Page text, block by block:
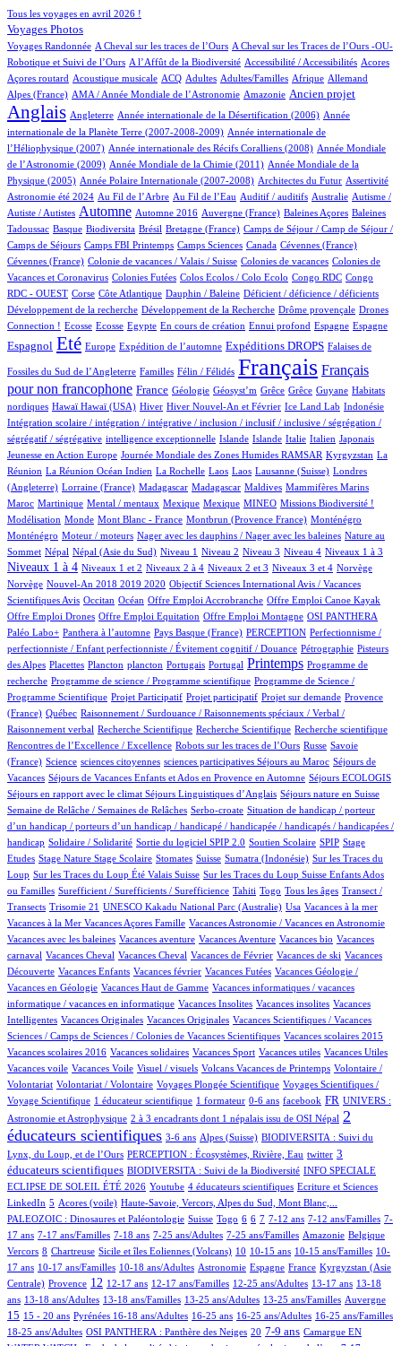
Tous les voyages en avril 2026 !
224/1012
Voyages Photos
168/1012
Voyages Randonnée
4/1012 A Cheval sur les traces de l’Ours
5/1012
A Cheval sur les Traces de l’Ours -OU-
Robotique et Suivi de l’Ours
6/1012 A l’Affût de la Biodiversité
2/1012 Accessibilité / Accessibilités
6/1012 Acores
1/1012
Açores routard
2/1012 Acoustique musicale
100/1012 ACQ
33/1012 Adultes
16/1012 Adultes/Familles
3/1012 Afrique
77/1012 Allemand
22/1012
Alpes (France)
14/1012 AMA / Année Mondiale de l’Astronomie
11/1012 Amazonie
305/1012 Ancien projet
785/1012
Anglais
60/1012 Angleterre
6/1012 Année internationale de la Désertification (2006)
13/1012
Année
internationale de la Planète Terre (2007-2008-2009)
5/1012
Année internationale de
l’Héliophysique (2007)
1/1012 Année internationale des Récifs Coralliens (2008)
14/1012
Année Mondiale
de l’Astronomie (2009)
3/1012 Année Mondiale de la Chimie (2011)
18/1012
Année Mondiale de la
Physique (2005)
5/1012 Année Polaire Internationale (2007-2008)
6/1012 Architectes du Futur
2/1012 Assertivité
71/1012
Astronomie été 2024
26/1012 Au Fil de l’Arbre
16/1012 Au Fil de l’Eau
2/1012 Auditif / auditifs
1/1012 Australie
2/1012
Autisme /
Autiste / Autistes
477/1012 Automne
4/1012 Automne 2016
6/1012 Auvergne (France)
1/1012 Baleines Açores
2/1012
Baleines
Tadoussac
2/1012 Basque
95/1012 Biodiversita
2/1012 Brésil
14/1012 Bretagne (France)
116/1012
Camps de Séjour / Camp de Séjour /
Camps de Séjours
4/1012 Camps FBI Printemps
19/1012 Camps Sciences
4/1012 Canada
2/1012 Cévennes (France)
1/1012
Cévennes (France)
1/1012 Colonie de vacances / Valais / Suisse
4/1012 Colonies de vacances
3/1012
Colonies de
Vacances et Coronavirus
1/1012 Colonies Futées
1/1012 Colos Ecolos / Colo Ecolo
1/1012 Congo RDC
3/1012
Congo
RDC - OUEST
1/1012 Corse
17/1012 Côte Atlantique
1/1012 Dauphin / Baleine
2/1012 Déficient / déficience / déficients
1/1012
Développement de la recherche
1/1012 Développement de la Recherche
1/1012 Drôme provençale
21/1012
Drones
Connection !
1/1012 Ecosse
1/1012 Ecosse
1/1012 Egypte
20/1012 En cours de création
2/1012 Ennui profond
20/1012 Espagne
13/1012 Espagne
260/1012
Espagnol
769/1012Eté
14/1012 Europe
194/1012 Expédition de l’automne
281/1012 Expéditions DROPS
3/1012 Falaises de
Fossiles du Sud de l’Angleterre Familles Félin / Félidés Français Français
pour non francophone
309/1012 France
45/1012 Géologie
1/1012 Géosyst’m
1/1012 Grêce
1/1012 Grêce
1/1012 Guyane
3/1012
Habitats
nordiques
2/1012 Hawaï
2/1012 Hawaï (USA)
175/1012 Hiver
28/1012 Hiver Nouvel-An et Février
10/1012 Ice Land Lab
1/1012 Indonésie
2/1012
Intégration scolaire / intégration / intégrative / inclusion / inclusif / inclusive / ségrégation /
ségrégatif / ségrégative
2/1012 intelligence exceptionnelle
12/1012 Islande
10/1012 Islande
16/1012 Italie
84/1012 Italien
5/1012 Japonais
2/1012
Jeunesse en Action Europe
5/1012 Journée Mondiale des Zones Humides RAMSAR
102/1012 Kyrgyzstan
7/1012
La
Réunion
5/1012La Réunion Océan Indien
1/1012 La Rochelle
1/1012 Laos
1/1012 Laos
4/1012 Lausanne (Suisse)
57/1012
Londres
(Angleterre)
1/1012 Lorraine (France)
5/1012 Madagascar
5/1012 Madagascar
1/1012 Maldives
1/1012 Mammifères Marins
9/1012
Maroc
8/1012Martinique
2/1012 Mental / mentaux
1/1012 Mexique
1/1012 Mexique
42/1012 MINEO
49/1012 Missions Biodiversité !
2/1012
Modélisation
5/1012 Monde
1/1012 Mont Blanc - France
9/1012 Montbrun (Provence France)
15/1012 Monténégro
15/1012
Monténégro
2/1012 Moteur / moteurs
1/1012 Nager avec les dauphins / Nager avec les baleines
3/1012
Nature au
Sommet
17/1012Népal
17/1012 Népal (Asie du Sud)
16/1012 Niveau 1
10/1012 Niveau 2
15/1012 Niveau 3
119/1012 Niveau 4
144/1012 Niveaux 1 à 3
419/1012
Niveaux 1 à 4
17/1012 Niveaux 1 et 2
63/1012 Niveaux 2 à 4
15/1012 Niveaux 2 et 3
179/1012 Niveaux 3 et 4
3/1012 Norvège
3/1012
Norvège
18/1012Nouvel-An 2018 2019 2020
1/1012
Objectif Sciences International Avis / Vacances
Scientifiques Avis
10/1012 Occitan
196/1012 Océan
1/1012 Offre Emploi Accrobranche
1/1012 Offre Emploi Canoe Kayak
1/1012
Offre Emploi Drones
1/1012 Offre Emploi Equitation
1/1012 Offre Emploi Montagne
109/1012 OSI PANTHERA
102/1012
Paléo Labo+
108/1012 Panthera à l’automne
5/1012 Pays Basque (France)
58/1012 PERCEPTION
2/1012
Perfectionnisme /
perfectionniste / Enfant perfectionniste / Évitement cognitif / Douance
16/1012 Pétrographie
6/1012
Pisteurs
des Alpes
3/1012 Placettes
1/1012 Plancton
1/1012 plancton
11/1012 Portugais
2/1012 Portugal
471/1012 Printemps
1/1012
Programme de
recherche
1/1012 Programme de science / Programme scientifique
2/1012
Programme de Science /
Programme Scientifique
1/1012 Projet Participatif
1/1012 Projet participatif
15/1012 Projet sur demande
87/1012
Provence
(France)
5/1012Québec
2/1012
Raisonnement / Surdouance / Raisonnements spéciaux / Verbal /
Raisonnement verbal
1/1012 Recherche Scientifique
2/1012 Recherche Scientifique
1/1012 Recherche scientifique
2/1012
Rencontres de l’Excellence / Excellence
6/1012 Robots sur les traces de l’Ours
102/1012 Russe
4/1012
Savoie
(France)
18/1012Science
1/1012 sciences citoyennes
1/1012 sciences participatives
1/1012 Séjours au Maroc
100/1012
Séjours de
Vacances
76/1012Séjours de Vacances Enfants et Ados en Provence en Automne
9/1012 Séjours ECOLOGIS
16/1012
Séjours en rapport avec le climat
71/1012 Séjours Linguistiques d’Anglais
12/1012 Séjours nature en Suisse
100/1012
Semaine de Relâche / Semaines de Relâches
15/1012 Serbo-croate
2/1012
Situation de handicap / porteur
d’un handicap / porteurs d’un handicap / handicapé / handicapée / handicapés / handicapées /
handicap
2/1012 Solidaire / Solidarité
4/1012 Sortie du logiciel SPIP 2.0
72/1012 Soutien Scolaire
4/1012 SPIP
1/1012
Stage
Etudes
1/1012Stage Nature
17/1012 Stage Scolaire
1/1012 Stomates
199/1012 Suisse
5/1012 Sumatra (Indonésie)
2/1012
Sur les Traces du
Loup
11/1012Sur les Traces du Loup Été Valais Suisse
8/1012
Sur les Traces du Loup Suisse Enfants Ados
ou Familles
2/1012 Surefficient / Surefficients / Surefficience
57/1012 Tahiti
8/1012 Togo
11/1012 Tous les âges
100/1012
Transect /
Transects
2/1012 Trisomie 21
1/1012 UNESCO Kakadu National Parc (Australie)
17/1012 Usa
1/1012 Vacances à la mer
1/1012
Vacances à la Mer
1/1012 Vacances Açores Famille
70/1012 Vacances Astronomie / Vacances en Astronomie
1/1012
Vacances avec les baleines
1/1012 Vacances aventure
17/1012 Vacances Aventure
1/1012 Vacances bio
1/1012
Vacances
carnaval
107/1012Vacances Cheval
1/1012 Vacances Cheval
21/1012 Vacances de Février
1/1012 Vacances de ski
1/1012
Vacances
Découverte
69/1012 Vacances Enfants
1/1012 Vacances février
2/1012 Vacances Futées
25/1012
Vacances Géologie /
Vacances en Géologie
1/1012 Vacances Haut de Gamme
1/1012
Vacances informatiques / vacances
informatique / vacances en informatique
1/1012 Vacances Insolites
1/1012 Vacances insolites
1/1012
Vacances
Intelligentes
2/1012 Vacances Originales
1/1012 Vacances Originales
18/1012
Vacances Scientifiques / Vacances
Sciences / Camps de Sciences / Colonies de Vacances Scientifiques
1/1012 Vacances scolaires 2015
1/1012
Vacances scolaires 2016
1/1012 Vacances solidaires
1/1012 Vacances Sport
1/1012 Vacances utiles
1/1012 Vacances Utiles
1/1012
Vacances voile
1/1012 Vacances Voile
2/1012 Visuel / visuels
18/1012 Volcans Vacances de Printemps
1/1012
Volontaire /
Volontariat
1/1012 Volontariat / Volontaire
82/1012 Voyages Plongée Scientifique
17/1012
Voyages Scientifiques /
Voyage Scientifique
133/1012 1 éducateur scientifique
8/1012 1 formateur
2/1012 0-6 ans
14/1012 facebook
313/1012 FR
77/1012
UNIVERS :
Astronomie et Astrophysique
8/1012 2 à 3 encadrants dont 1 népalais issu de OSI Népal
575/1012
2
éducateurs scientifiques
12/1012 3-6 ans
165/1012 Alpes (Suisse)
50/1012
BIODIVERSITA : Suivi du
Lynx, du Loup, et de l’Ours
17/1012 PERCEPTION : Écosystèmes, Rivière, Eau
1/1012 twitter
301/1012
3
éducateurs scientifiques
67/1012 BIODIVERSITA : Suivi de la Biodiversité
33/1012
INFO SPECIALE
ECLIPSE DE SOLEIL ÉTÉ 2026
1/1012 Youtube
39/1012 4 éducateurs scientifiques
2/1012 Ecriture et Sciences
1/1012
LinkedIn
20/1012
5
7/1012 Acores (voile)
10/1012 Haute-Savoie, Vercors, Alpes du Sud, Mont Blanc,...
102/1012
PALEOZOIC : Dinosaures et Paléontologie
2/1012 Suisse
5/1012 Togo
1/1012 6
67/1012 6
103/1012 7
18/1012 7-12 ans
110/1012 7-12 ans/Familles
5/1012
7-
17 ans
25/10127-17 ans/Familles
78/1012 7-18 ans
4/1012 7-25 ans/Adultes
9/1012 7-25 ans/Familles
10/1012 Amazonie
1/1012 Belgique
1/1012
Vercors
104/1012
8
2/1012 Chartreuse
18/1012 Sicile et îles Eoliennes (Volcans)
88/1012 10
3/1012 10-15 ans
3/1012 10-15 ans/Familles
17/1012
10-
17 ans
11/101210-17 ans/Familles
7/1012 10-18 ans/Adultes
36/1012 Astronomie
33/1012 Espagne
6/1012 France
110/1012
Kyrgyzstan (Asie
Centrale)
211/1012Provence
365/1012 12
15/1012 12-17 ans
3/1012 12-17 ans/Familles
1/1012 12-25 ans/Adultes
82/1012 13-17 ans
13/1012
13-18
ans
75/1012
13-18 ans/Adultes
7/1012 13-18 ans/Familles
1/1012 13-25 ans/Adultes
16/1012 13-25 ans/Familles
3/1012 Auvergne
231/1012
15
28/1012
15 - 20 ans
46/1012 Pyrénées
121/1012 16-18 ans/Adultes
3/1012 16-25 ans
4/1012 16-25 ans/Adultes
2/1012 16-25 ans/Familles
17/1012
18-25 ans/Adultes
109/1012 OSI PANTHERA : Panthère des Neiges
50/1012 20
311/1012 7-9 ans
4/1012 Camargue
153/1012 EN
11/1012